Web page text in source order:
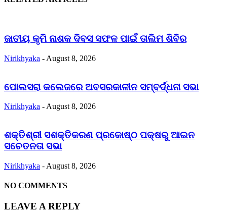
ଜାତୀୟ କୃମି ନାଶକ ଦିବସ ସଫଳ ପାଇଁ ତାଲିମ ଶିବିର
Nirikhyaka - August 8, 2026
ପୋଲସରା କଲେଜରେ ଅବସରକାଳୀନ ସମ୍ବର୍ଦ୍ଧନା ସଭା
Nirikhyaka - August 8, 2026
ଶକ୍ତିଶ୍ରୀ ସଶକ୍ତିକରଣ ପ୍ରକୋଷ୍ଠ ପକ୍ଷରୁ ଆଇନ
ସଚେତନତା ସଭା
Nirikhyaka - August 8, 2026
NO COMMENTS
LEAVE A REPLY